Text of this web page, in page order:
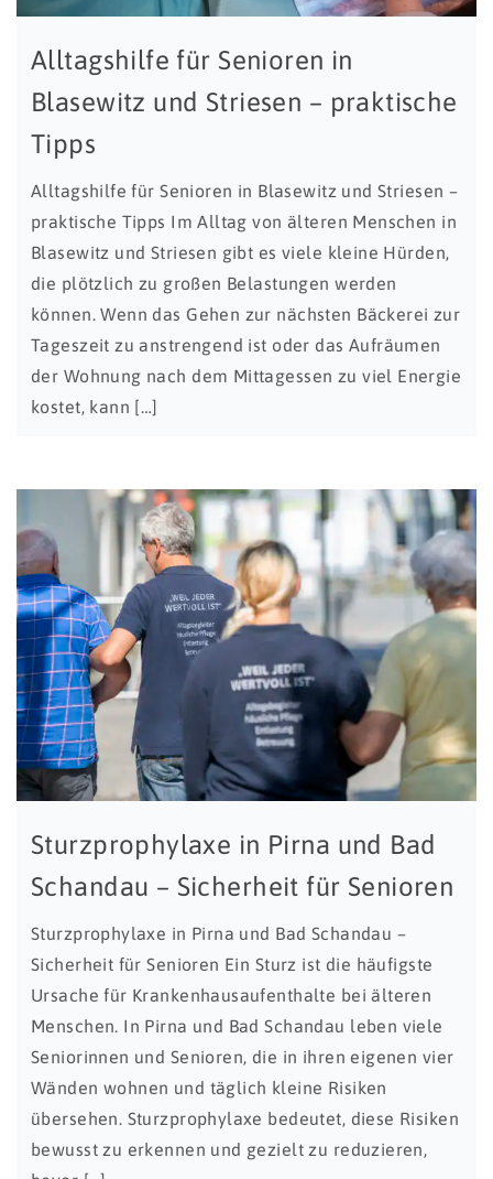
Alltagshilfe für Senioren in
Blasewitz und Striesen – praktische
Tipps
Alltagshilfe für Senioren in Blasewitz und Striesen –
praktische Tipps Im Alltag von älteren Menschen in
Blasewitz und Striesen gibt es viele kleine Hürden,
die plötzlich zu großen Belastungen werden
können. Wenn das Gehen zur nächsten Bäckerei zur
Tageszeit zu anstrengend ist oder das Aufräumen
der Wohnung nach dem Mittagessen zu viel Energie
kostet, kann […]
Sturzprophylaxe in Pirna und Bad
Schandau – Sicherheit für Senioren
Sturzprophylaxe in Pirna und Bad Schandau –
Sicherheit für Senioren Ein Sturz ist die häufigste
Ursache für Krankenhausaufenthalte bei älteren
Menschen. In Pirna und Bad Schandau leben viele
Seniorinnen und Senioren, die in ihren eigenen vier
Wänden wohnen und täglich kleine Risiken
übersehen. Sturzprophylaxe bedeutet, diese Risiken
bewusst zu erkennen und gezielt zu reduzieren,